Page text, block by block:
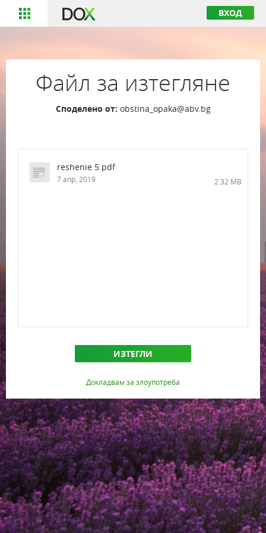
ВХОД
Файл за изтегляне
Споделено от: obstina_opaka@abv.bg
reshenie 5.pdf
7 апр, 2019 2.32 MB
ИЗТЕГЛИ
Докладвам за злоупотреба